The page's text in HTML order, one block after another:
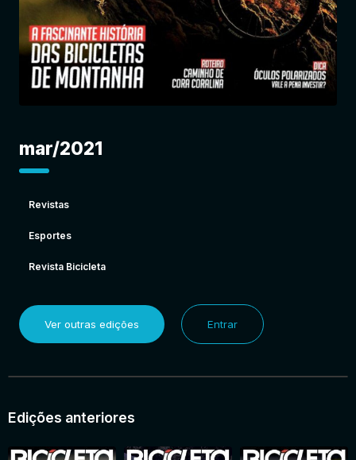
mar/2021
Revistas
Esportes
Revista Bicicleta
Ver outras edições Entrar
Edições anteriores